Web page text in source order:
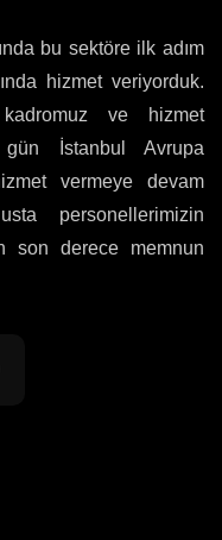
bu sektöre ilk adım
hizmet veriyorduk.
ve hizmet
İstanbul Avrupa
vermeye devam
personellerimizin
son derece memnun